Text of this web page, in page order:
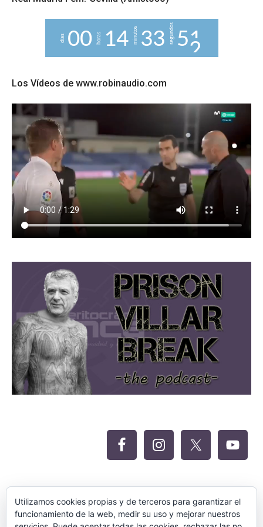
días 00 horas 14 minutos 33 segundos50
1
Los Vídeos de www.robinaudio.com
Utilizamos cookies propias y de terceros para garantizar el
funcionamiento de la web, medir su uso y mejorar nuestros